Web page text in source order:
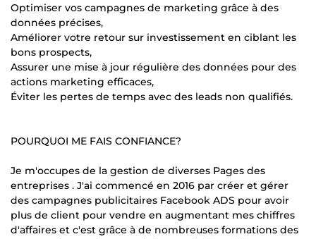
Optimiser vos campagnes de marketing grâce à des
données précises,
Améliorer votre retour sur investissement en ciblant les
bons prospects,
Assurer une mise à jour régulière des données pour des
actions marketing efficaces,
Éviter les pertes de temps avec des leads non qualifiés.
POURQUOI ME FAIS CONFIANCE?
Je m'occupes de la gestion de diverses Pages des
entreprises . J'ai commencé en 2016 par créer et gérer
des campagnes publicitaires Facebook ADS pour avoir
plus de client pour vendre en augmentant mes chiffres
d'affaires et c'est grâce à de nombreuses formations des